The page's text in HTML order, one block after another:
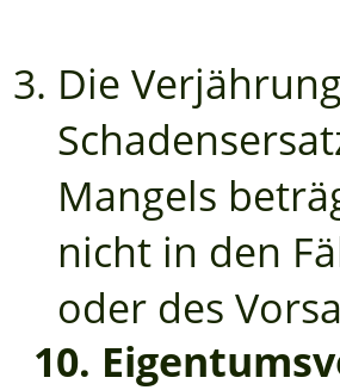
Die
Mangels
nicht in den
oder des
10.